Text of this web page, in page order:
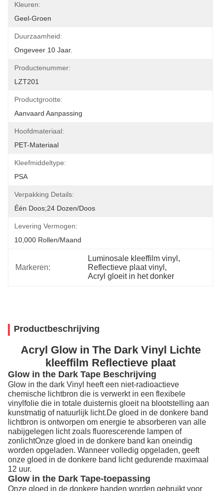
Kleuren:
Geel-Groen
Duurzaamheid:
Ongeveer 10 Jaar.
Productenummer:
LZT201
Productgrootte:
Aanvaard Aanpassing
Hoofdmateriaal:
PET-Materiaal
Kleefmiddeltype:
PSA
Verpakking Details:
Één Doos;24 Dozen/doos
Levering Vermogen:
10,000 Rollen/maand
Markeren:
Luminosale kleeffilm vinyl ,
Reflectieve plaat vinyl ,
Acryl gloeit in het donker
Productbeschrijving
Acryl Glow in The Dark Vinyl Lichte
kleeffilm Reflectieve plaat
Glow in the Dark Tape Beschrijving
Glow in the dark Vinyl heeft een niet-radioactieve
chemische lichtbron die is verwerkt in een flexibele
vinylfolie die in totale duisternis gloeit na blootstelling aan
kunstmatig of natuurlijk licht.De gloed in de donkere band
lichtbron is ontworpen om energie te absorberen van alle
nabijgelegen licht zoals fluorescerende lampen of
zonlichtOnze gloed in de donkere band kan oneindig
worden opgeladen. Wanneer volledig opgeladen, geeft
onze gloed in de donkere band licht gedurende maximaal
12 uur.
Glow in the Dark Tape-toepassing
Onze gloed in de donkere banden worden gebruikt voor